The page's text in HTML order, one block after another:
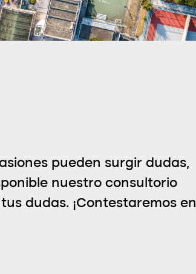
pueden surgir dudas,
nuestro consultorio
dudas. ¡Contestaremos en